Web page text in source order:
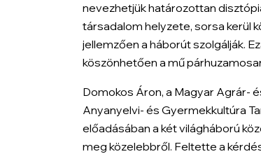
nevezhetjük határozottan
társadalom helyzete, sorsa kerül
jellemzően a háborút szolgálják.
köszönhetően a mű
Domokos Áron, a Magyar Agrár-
Anyanyelvi- és Gyermekkultúra
előadásában a két világháború
meg közelebbről. Feltette a